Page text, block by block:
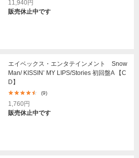
11,940円
販売休止中です
エイベックス・エンタテインメント Snow
Man/ KISSIN’ MY LIPS/Stories 初回盤A 【C
D】
(9)
1,760円
販売休止中です